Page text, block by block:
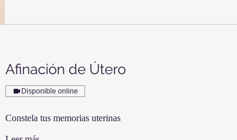
Afinación de Útero
Disponible online
Constela tus memorias uterinas